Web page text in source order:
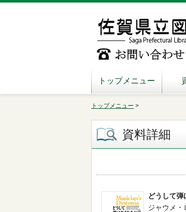
トップメニュー
トップメニュー >
資料詳細
どうして
ジャウメ